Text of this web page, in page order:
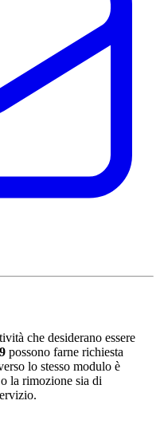
che desiderano essere
possono farne richiesta
lo stesso modulo è
la rimozione sia di